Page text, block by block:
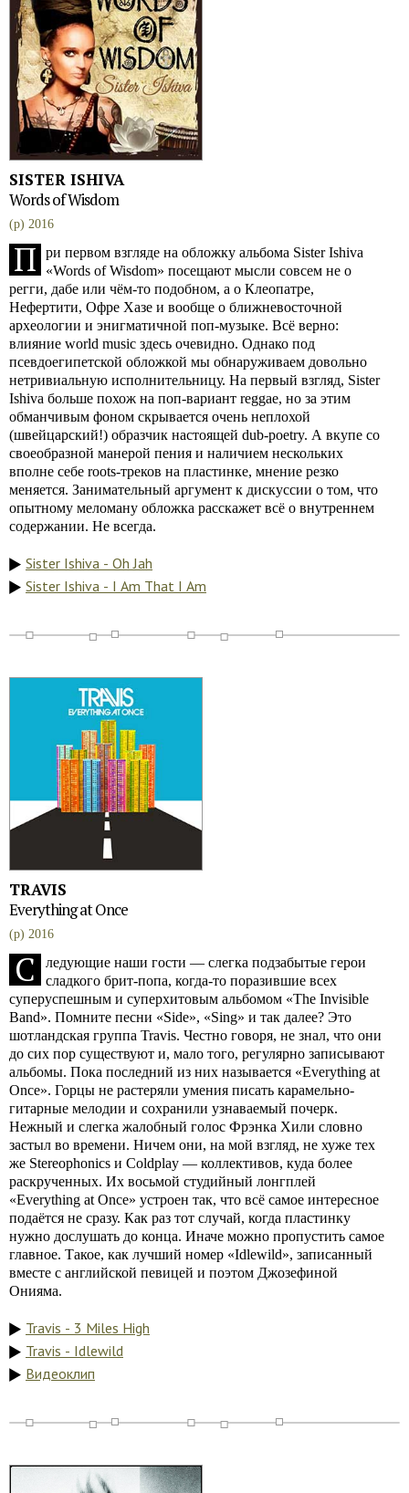
SISTER ISHIVA
Words of Wisdom
(p) 2016
П
ри первом взгляде на обложку альбома Sister Ishiva
«Words of Wisdom» посещают мысли совсем не о
регги, дабе или чём-то подобном, а о Клеопатре,
Нефертити, Офре Хазе и вообще о ближневосточной
археологии и энигматичной поп-музыке. Всё верно:
влияние world music здесь очевидно. Однако под
псевдоегипетской обложкой мы обнаруживаем довольно
нетривиальную исполнительницу. На первый взгляд, Sister
Ishiva больше похож на поп-вариант reggae, но за этим
обманчивым фоном скрывается очень неплохой
(швейцарский!) образчик настоящей dub-poetry. А вкупе со
своеобразной манерой пения и наличием нескольких
вполне себе roots-треков на пластинке, мнение резко
меняется. Занимательный аргумент к дискуссии о том, что
опытному меломану обложка расскажет всё о внутреннем
содержании. Не всегда.
Sister Ishiva - Oh Jah
Sister Ishiva - I Am That I Am
TRAVIS
Everything at Once
(p) 2016
С
ледующие наши гости — слегка подзабытые герои
сладкого брит-попа, когда-то поразившие всех
суперуспешным и суперхитовым альбомом «The Invisible
Band». Помните песни «Side», «Sing» и так далее? Это
шотландская группа Travis. Честно говоря, не знал, что они
до сих пор существуют и, мало того, регулярно записывают
альбомы. Пока последний из них называется «Everything at
Once». Горцы не растеряли умения писать карамельно-
гитарные мелодии и сохранили узнаваемый почерк.
Нежный и слегка жалобный голос Фрэнка Хили словно
застыл во времени. Ничем они, на мой взгляд, не хуже тех
же Stereophonics и Coldplay — коллективов, куда более
раскрученных. Их восьмой студийный лонгплей
«Everything at Once» устроен так, что всё самое интересное
подаётся не сразу. Как раз тот случай, когда пластинку
нужно дослушать до конца. Иначе можно пропустить самое
главное. Такое, как лучший номер «Idlewild», записанный
вместе с английской певицей и поэтом Джозефиной
Онияма.
Travis - 3 Miles High
Travis - Idlewild
Видеоклип